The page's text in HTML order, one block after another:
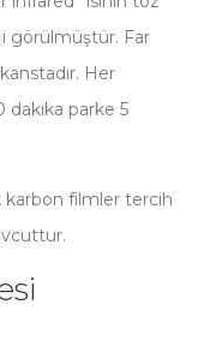
görülmüştür. Far
Her
dakika parke 5
karbon filmler tercih